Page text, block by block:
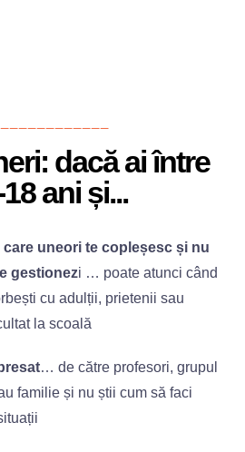
dacă ai între
ani și...
care uneori te copleșesc și nu
gestionezi … poate atunci când
cu adulții, prietenii sau
la scoală
… de către profesori, grupul
familie și nu știi cum să faci